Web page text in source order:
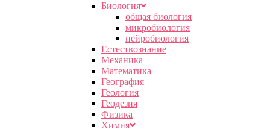
Биология
общая биология
микробиология
нейробиология
Естествознание
Механика
Математика
География
Геология
Геодезия
Физика
Химия